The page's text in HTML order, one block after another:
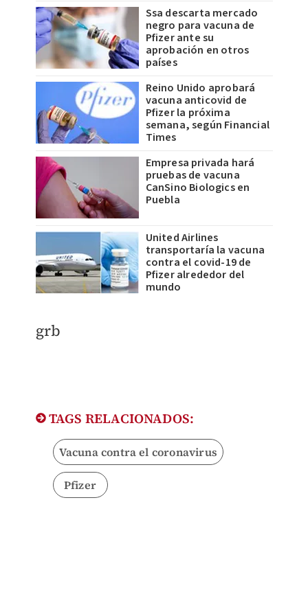
Ssa descarta mercado
negro para vacuna de
Pfizer ante su
aprobación en otros
países
Reino Unido aprobará
vacuna anticovid de
Pfizer la próxima
semana, según Financial
Times
Empresa privada hará
pruebas de vacuna
CanSino Biologics en
Puebla
United Airlines
transportaría la vacuna
contra el covid-19 de
Pfizer alrededor del
mundo
​grb
TAGS RELACIONADOS:
Vacuna contra el coronavirus
Pfizer